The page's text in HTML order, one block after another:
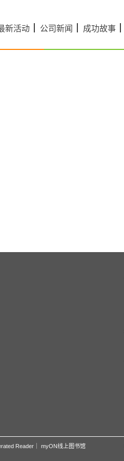
新活动 公司新闻 成功故事
Reader
myON线上图书馆